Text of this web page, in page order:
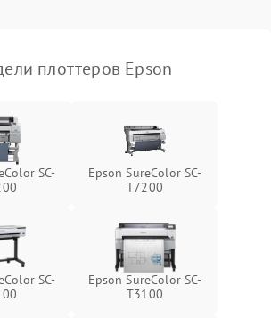
плоттеров Epson
SC-
Epson SureColor SC-
T7200
SC-
Epson SureColor SC-
T3100